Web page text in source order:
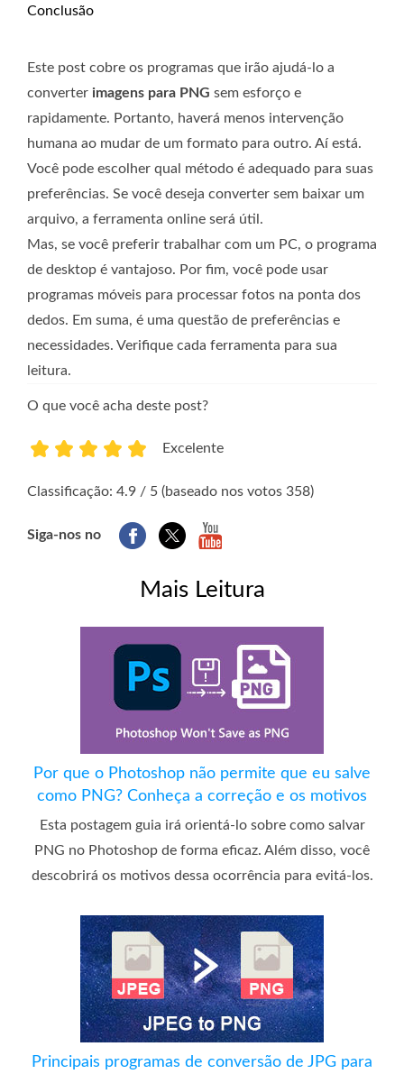
Conclusão
Este post cobre os programas que irão ajudá-lo a
converter imagens para PNG sem esforço e
rapidamente. Portanto, haverá menos intervenção
humana ao mudar de um formato para outro. Aí está.
Você pode escolher qual método é adequado para suas
preferências. Se você deseja converter sem baixar um
arquivo, a ferramenta online será útil.
Mas, se você preferir trabalhar com um PC, o programa
de desktop é vantajoso. Por fim, você pode usar
programas móveis para processar fotos na ponta dos
dedos. Em suma, é uma questão de preferências e
necessidades. Verifique cada ferramenta para sua
leitura.
O que você acha deste post?
Excelente
Classificação: 4.9 / 5 (baseado nos votos 358)
Siga-nos no
Mais Leitura
Por que o Photoshop não permite que eu salve
como PNG? Conheça a correção e os motivos
Esta postagem guia irá orientá-lo sobre como salvar
PNG no Photoshop de forma eficaz. Além disso, você
descobrirá os motivos dessa ocorrência para evitá-los.
Principais programas de conversão de JPG para